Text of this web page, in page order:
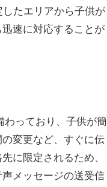
たエリアから子供が
速に対応することが
わっており、子供が簡
変更など、すぐに伝
に限定されるため、
メッセージの送受信